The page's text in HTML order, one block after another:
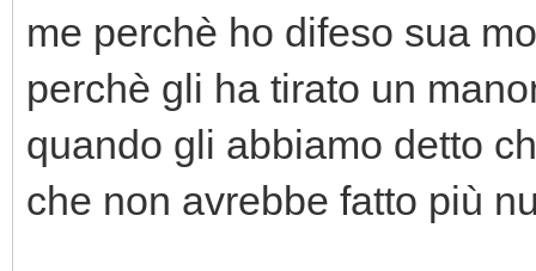
me perchè ho difeso sua
perchè gli ha tirato un
quando gli abbiamo detto
che non avrebbe fatto più